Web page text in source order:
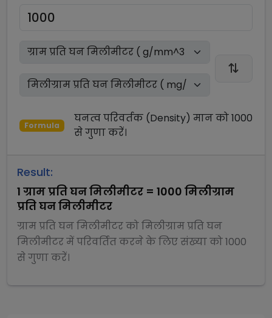
Formula
घनत्व परिवर्तक (Density) मान को1000
सेगुणाकरें।
Result:
1 ग्राम प्रति घन मिलीमीटर = 1000 मिलीग्राम
प्रति घन मिलीमीटर
ग्राम प्रति घन मिलीमीटरकोमिलीग्राम प्रति घन
मिलीमीटरमें परिवर्तित करने के लिए संख्या को1000
सेगुणाकरें।